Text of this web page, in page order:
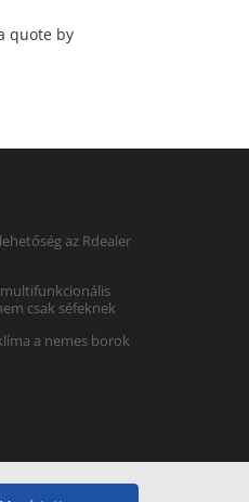
quote by
az Rdealer
csak séfeknek
a nemes borok